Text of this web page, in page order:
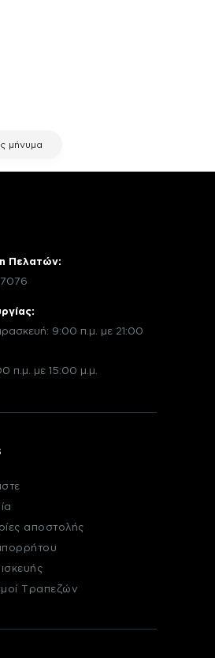
μήνυμα
Πελατών:
9:00 π.μ. με 21:00
π.μ. με 15:00 μ.μ.
αποστολής
Τραπεζών